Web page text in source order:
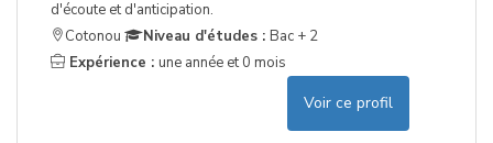
d'écoute et d'anticipation.
Cotonou
Niveau d'études : Bac + 2
Expérience : une année et 0 mois
Voir ce profil